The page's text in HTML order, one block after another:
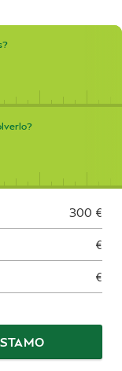
300 €
€
€